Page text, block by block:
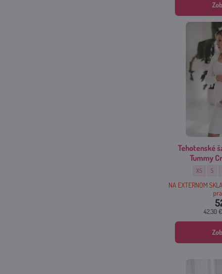
Tehotenské
Tummy
XS S
NA EXTERNOM
42.30 €